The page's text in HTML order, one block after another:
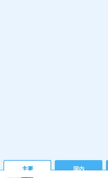
主要 国内